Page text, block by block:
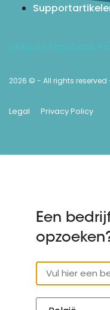
Linkedin Facebook
2026 © - All rights reserved
Legal Privacy Policy
Een